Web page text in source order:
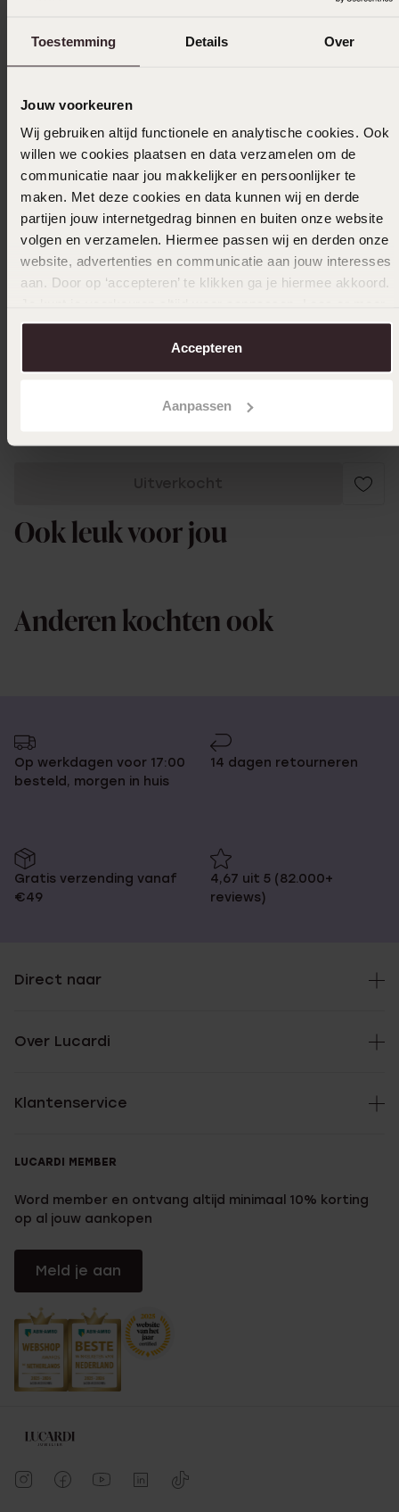
Toestemming Details Over
Jouw voorkeuren
Wij gebruiken altijd functionele en analytische cookies. Ook
willen we cookies plaatsen en data verzamelen om de
communicatie naar jou makkelijker en persoonlijker te
maken. Met deze cookies en data kunnen wij en derde
partijen jouw internetgedrag binnen en buiten onze website
volgen en verzamelen. Hiermee passen wij en derden onze
website, advertenties en communicatie aan jouw interesses
aan. Door op ‘accepteren’ te klikken ga je hiermee akkoord.
over in onscookiebeleid.
Accepteren
Aanpassen
26-01-2026 - Tj D.
03-12-2024 - Silvia
Ook leuk voor jou
Anderen kochten ook
Op werkdagen voor 17:00
besteld, morgen in huis
14 dagen retourneren
Gratis verzending vanaf
€49
4,67 uit 5 (82.000+
reviews)
Direct naar
Over Lucardi
Klantenservice
LUCARDI MEMBER
Word member en ontvang altijd minimaal 10% korting
op al jouw aankopen
Meld je aan